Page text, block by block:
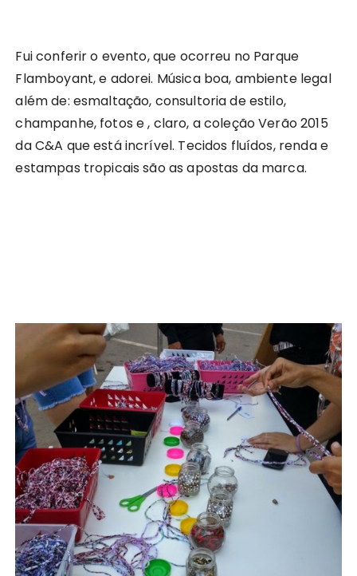
da C&A que está incrível. Tecidos fluídos, renda e
estampas tropicais são as apostas da marca.